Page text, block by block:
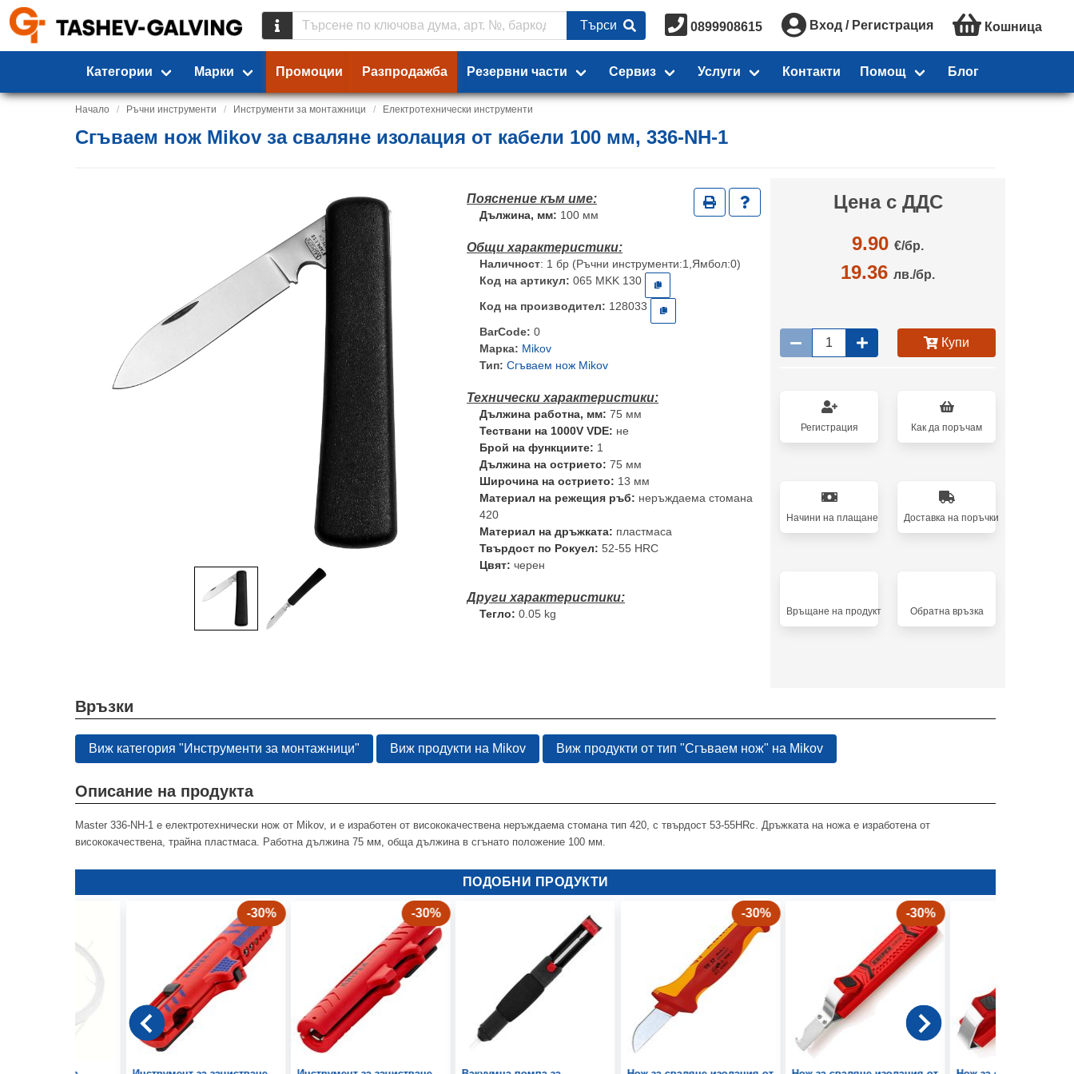
Търси 0899908615 Вход / Регистрация Кошница
Категории Марки Промоции Разпродажба Резервни части Сервиз Услуги Контакти Помощ Блог
Начало Ръчни инструменти Инструменти за монтажници Eлектротехнически инструменти
Сгъваем нож Mikov за сваляне изолация от кабели 100 мм, 336-NH-1
Дължина, мм: 100 мм
Наличност: 1 бр (Ръчни инструменти:1,Ямбол:0)
Код на артикул: 065 MKK 130
Код на производител: 128033
BarCode: 0
Марка: Mikov
Тип: Сгъваем нож Mikov
Дължина работна, мм: 75 мм
Тествани на 1000V VDE: не
Брой на функциите: 1
Дължина на острието: 75 мм
Широчина на острието: 13 мм
Материал на режещия ръб: неръждаема стомана
420
Материал на дръжката: пластмаса
Твърдост по Рокуел: 52-55 HRC
Цвят: черен
Тегло: 0.05 kg
Цена с ДДС
9.90 €/бр.
19.36 лв./бр.
Купи
Регистрация Как да поръчам
Начини на плащане Доставка на поръчки
Връщане на продукт Oбратна връзка
Връзки
Виж категория "Инструменти за монтажници" Виж продукти на Mikov Виж продукти от тип "Сгъваем нож" на Mikov
Описание на продукта
Master 336-NH-1 е електротехнически нож от Mikov, и е изработен от висококачествена неръждаема стомана тип 420, с твърдост 53-55HRc. Дръжката на ножа е изработена от
висококачествена, трайна пластмаса. Работна дължина 75 мм, обща дължина в сгънато положение 100 мм.
ПОДОБНИ ПРОДУКТИ
-30% -30% -30% -30%